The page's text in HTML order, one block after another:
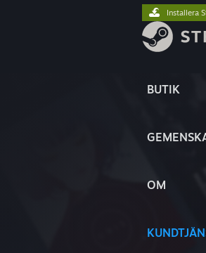
BUTIK
OM
Installera